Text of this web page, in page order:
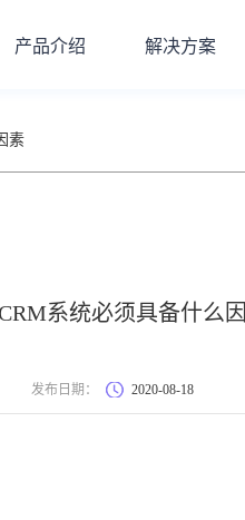
产品介绍 解决方案
素
系统必须具备什么
发布日期： 2020-08-18